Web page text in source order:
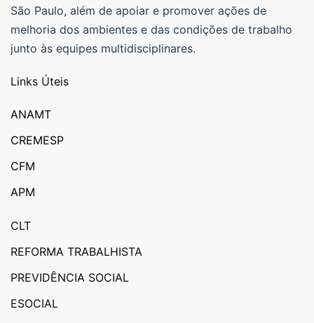
São Paulo, além de apoiar e promover ações de
melhoria dos ambientes e das condições de trabalho
junto às equipes multidisciplinares.
Links Úteis
ANAMT
CREMESP
CFM
APM
CLT
REFORMA TRABALHISTA
PREVIDÊNCIA SOCIAL
ESOCIAL